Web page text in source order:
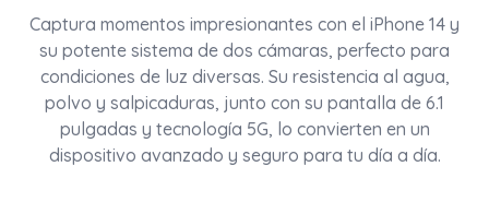
Captura momentos impresionantes con el iPhone 14 y
su potente sistema de dos cámaras, perfecto para
condiciones de luz diversas. Su resistencia al agua,
polvo y salpicaduras, junto con su pantalla de 6.1
pulgadas y tecnología 5G, lo convierten en un
dispositivo avanzado y seguro para tu día a día.